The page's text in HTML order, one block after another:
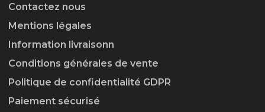
Contactez nous
Mentions légales
Information livraisonn
Conditions générales de vente
Politique de confidentialité GDPR
Paiement sécurisé